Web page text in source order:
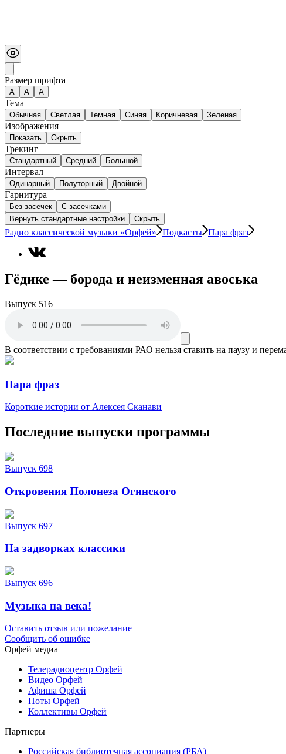
Размер шрифта
А A A
Тема
Обычная Светлая Темная Синяя Коричневая Зеленая
Изображения
Показать Скрыть
Трекинг
Стандартный Средний Большой
Интервал
Одинарный Полуторный Двойной
Гарнитура
Без засечек
С засечками
Вернуть стандартные настройки
Скрыть
Радио классической музыки «Орфей» Подкасты Пара фраз
Гёдике — борода и неизменная авоська
Выпуск 516
В соответствии с требованиями РАО нельзя ставить на паузу и
Пара фраз
Короткие истории от Алексея Сканави
Последние выпуски программы
Выпуск 698
Откровения Полонеза Огинского
Выпуск 697
На задворках классики
Выпуск 696
Музыка на века!
Оставить отзыв или пожелание
Сообщить об ошибке
Орфей медиа
Телерадиоцентр Орфей
Видео Орфей
Афиша Орфей
Ноты Орфей
Коллективы Орфей
Партнеры
Российская библиотечная ассоциация (РБА)